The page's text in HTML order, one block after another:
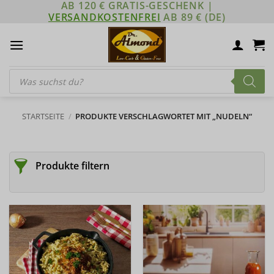
AB 120 € GRATIS-GESCHENK |
VERSANDKOSTENFREI AB 89 € (DE)
Products
search
STARTSEITE / PRODUKTE VERSCHLAGWORTET MIT „NUDELN“
Produkte filtern